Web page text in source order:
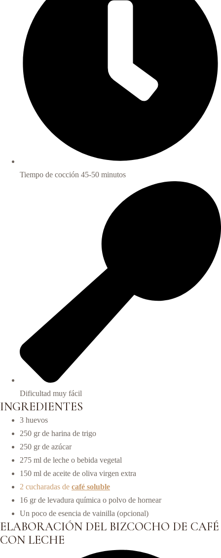
Tiempo de cocción 45-50 minutos
Dificultad muy fácil
INGREDIENTES
3 huevos
250 gr de harina de trigo
250 gr de azúcar
275 ml de leche o bebida vegetal
150 ml de aceite de oliva virgen extra
2 cucharadas de café soluble
16 gr de levadura química o polvo de hornear
Un poco de esencia de vainilla (opcional)
ELABORACIÓN DEL BIZCOCHO DE CAFÉ
CON LECHE